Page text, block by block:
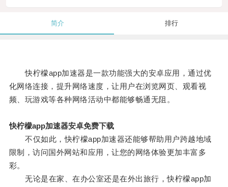
简介 排行
快柠檬app加速器是一款功能强大的安卓应用，通过优
化网络连接，提升网络速度，让用户在浏览网页、观看视
频、玩游戏等各种网络活动中都能够畅通无阻。
快柠檬app加速器安卓免费下载
不仅如此，快柠檬app加速器还能够帮助用户跨越地域
限制，访问国外网站和应用，让您的网络体验更加丰富多
彩。
无论是在家、在办公室还是在外出旅行，快柠檬app加